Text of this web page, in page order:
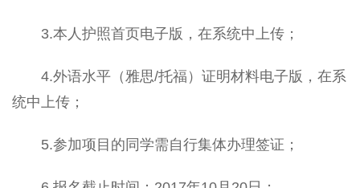
3.本人护照首页电子版，在系统中上传；
4.外语水平（雅思/托福）证明材料电子版，在系
统中上传；
5.参加项目的同学需自行集体办理签证；